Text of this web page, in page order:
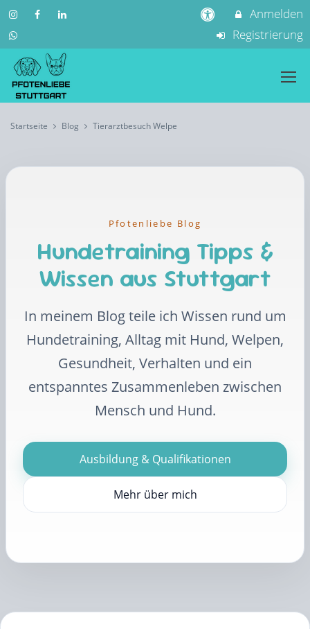
Anmelden
Registrierung
Startseite Blog Tierarztbesuch Welpe
Pfotenliebe Blog
Hundetraining Tipps &
Wissen aus Stuttgart
In meinem Blog teile ich Wissen rund um
Hundetraining, Alltag mit Hund, Welpen,
Gesundheit, Verhalten und ein
entspanntes Zusammenleben zwischen
Mensch und Hund.
Ausbildung & Qualifikationen
Mehr über mich